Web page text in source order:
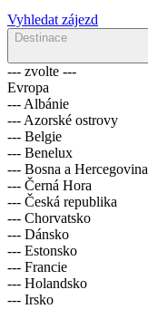
Vyhledat zájezd
Destinace
--- zvolte ---
Evropa
--- Albánie
--- Azorské ostrovy
--- Belgie
--- Benelux
--- Bosna a Hercegovina
--- Černá Hora
--- Česká republika
--- Chorvatsko
--- Dánsko
--- Estonsko
--- Francie
--- Holandsko
--- Irsko